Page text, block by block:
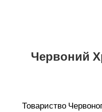
Червоний
Товариство